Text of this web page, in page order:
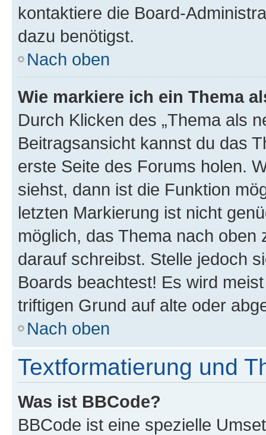
kontaktiere die Board-
dazu benötigst.
Nach oben
Wie markiere ich ein Thema
Durch Klicken des „Thema als
Beitragsansicht kannst du das
erste Seite des Forums holen.
siehst, dann ist die Funktion
letzten Markierung ist nicht
möglich, das Thema nach oben
darauf schreibst. Stelle jedoch
Boards beachtest! Es wird
triftigen Grund auf alte oder
Nach oben
Textformatierung und
Was ist BBCode?
BBCode ist eine spezielle